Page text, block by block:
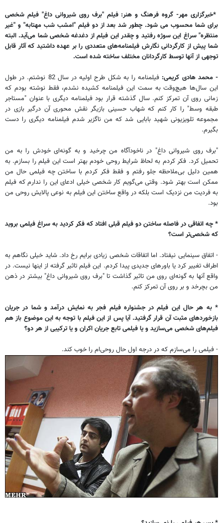
*خبرگزاری مهر- گروه فرهنگ و هنر: فیلم "برف روی شیروانی داغ" فیلم شخصی
برای شما محسوب می شود. چطور شد بعد از دو فیلم "امشب شب مهتابه" و "غیر
منتظره" سراغ این سوژه رفتید و چقدر این فیلم از دغدغه شخصی شما می‌آید. البته
شما پیش از کارگردانی نگارش فیلمنامه‌های متعددی را بر عهده داشتید که آثار قابل
توجهی از آنها توسط کارگردانان مختلف ساخته شده است.
- محمد هادی کریمی:
فیلمنامه را به شکل طرح اولیه در سال 82 نوشتم. در طول
این سال‌ها هیچ‌وقت به سمت این فیلمنامه کشیده نشدم، فقط نوشته بودم که
زمانی روی آن تمرکز کنم. سال گذشته قرار بود فیلمنامه دیگری با عنوان "مستاجر
طبقه وسط" را کار کنم که شهاب حسینی بازیگر نقش محوری آن درگیر بازی در
مجموعه تلویزیونی شهید بابایی شد که من ناگزیر شدم فیلمنامه دیگری را دست
بگیرم.
"برف روی شیروانی داغ" در ناخودآگاه من چرخید و به گونه‌ای خودش را به من
تحمیل کرد. فکر ‌کردم به لحاظ شرایط روحی خودم بهتر است این فیلم را بسازم. به
همین دلیل بی‌ملاحظه جلو رفتم و فقط فکر کردم با ساختن چه فیلمی حال من
ممکن است بهتر شود. وقتی می‌گویم کار شخصی خیلی ادعای این را ندارم که فیلم
به فردیت من نزدیک است بلکه در واقع ساختن این فیلم به نوعی پالایش روحی من
بود.
* چه اتفاقی در فاصله ساختن دو فیلم قبلی افتاد که فکر کردید به سراغ فیلمی بروید
که شخصی‌تر است؟
- اتفاق سینمایی نیفتاد. اما اتفاقات شخصی زیادی برایم رخ داد. شاید خیلی نگاهم به
اطراف تغییر کرد یا باورهای جدیدی پیدا کردم. این فیلم تاثیر گرفته از اینها نیست. در
واقع آنها به گونه‌ای روی من تاثیر گذاشت تا "برف روی شیروانی داغ" بیشتر در ذهن
من بچرخد و بر روی آن تمرکز کنم.
* به هر حال این فیلم در جشنواره فیلم فجر به نمایش درآمد و شما در جریان
بازخوردهای مثبت آن قرار گرفتید. آیا پس از این فیلم با توجه به این موضوع باز هم
فیلم‌های شخصی می‌سازید و یا فیلمی تابع جریان اکران و یا ترکیبی از هر دو؟
- فیلمی را می‌سازم که در درجه اول حال روحی‌ام را خوب کند.